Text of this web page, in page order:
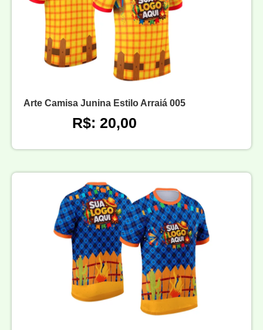
Arte Camisa Junina Estilo Arraiá 005
R$: 20,00